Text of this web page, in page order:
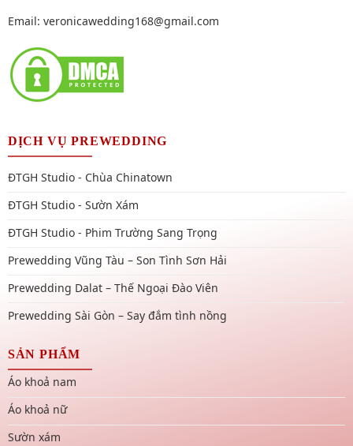
Email: veronicawedding168@gmail.com
DỊCH VỤ PREWEDDING
ĐTGH Studio - Chùa Chinatown
ĐTGH Studio - Sườn Xám
ĐTGH Studio - Phim Trường Sang Trọng
Prewedding Vũng Tàu – Son Tình Sơn Hải
Prewedding Dalat – Thế Ngoại Đào Viên
Prewedding Sài Gòn – Say đắm tình nồng
SẢN PHẨM
Áo khoả nam
Áo khoả nữ
Sườn xám